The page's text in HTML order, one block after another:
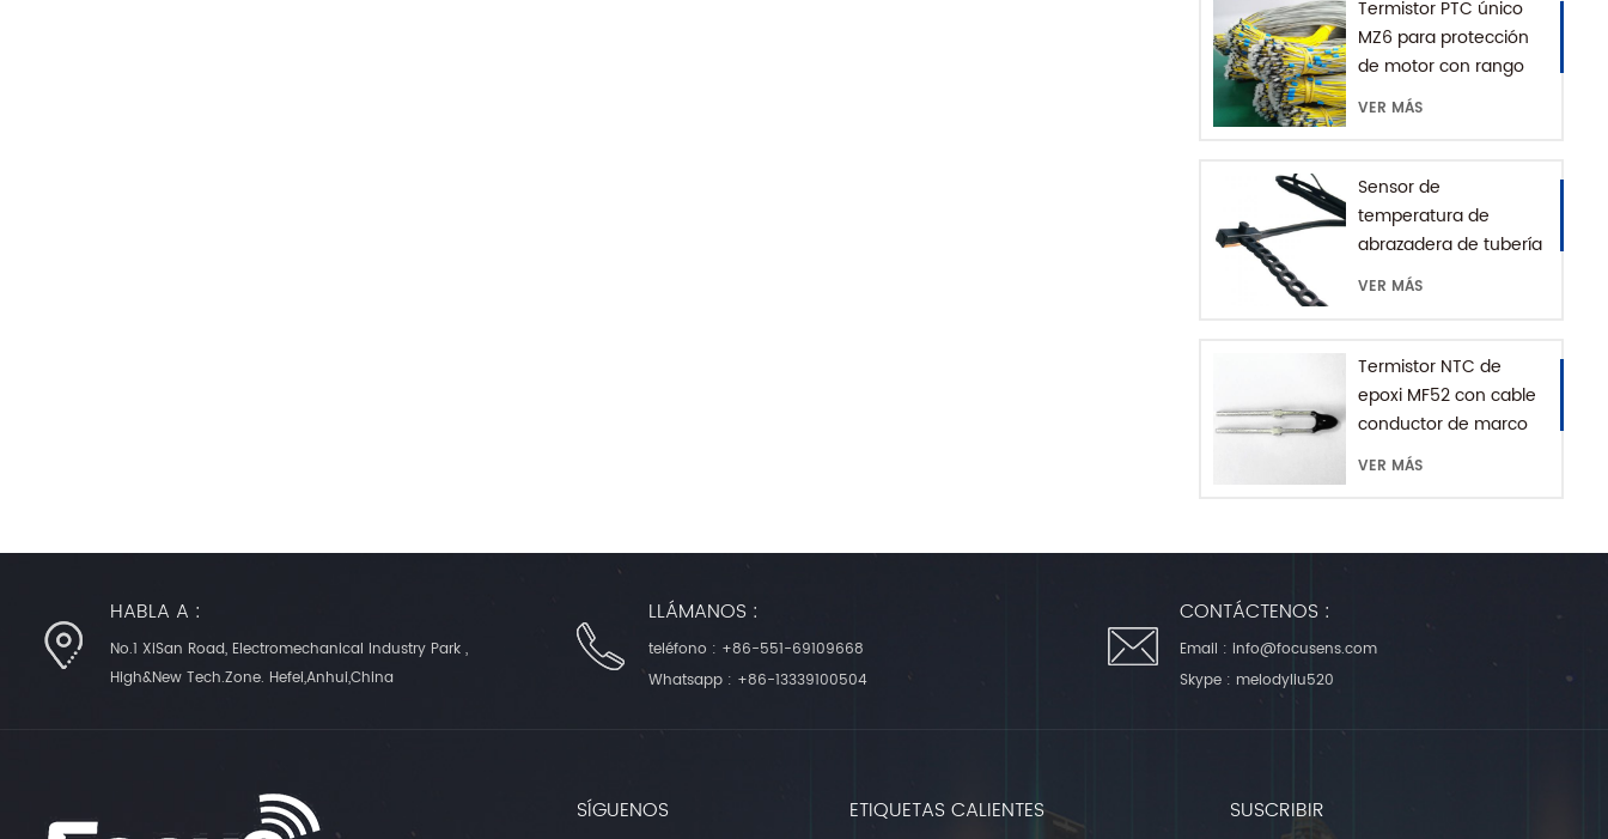
Termistor PTC único
MZ6 para protección
de motor con rango
+60-180'C
VER MÁS
Sensor de
temperatura de
abrazadera de tubería
de agua serie MFE-1
VER MÁS
Termistor NTC de
epoxi MF52 con cable
conductor de marco
VER MÁS
HABLA A :
No.1 XiSan Road, Electromechanical Industry Park ,
High&New Tech.Zone. Hefei,Anhui,China
LLÁMANOS :
teléfono : +86-551-69109668
Whatsapp : +86-13339100504
CONTÁCTENOS :
Email : info@focusens.com
Skype : melodyliu520
SÍGUENOS ETIQUETAS CALIENTES SUSCRIBIR